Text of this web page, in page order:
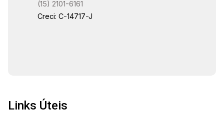
(15) 2101-6161
Creci: C-14717-J
Links Úteis